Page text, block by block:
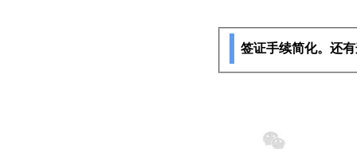
签证手续简化。还